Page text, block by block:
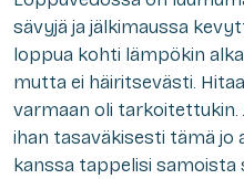
sävyjä ja jälkimaussa
loppua kohti lämpökin
mutta ei häiritsevästi.
varmaan oli tarkoitettukin.
ihan tasaväkisesti tämä jo
kanssa tappelisi samoista